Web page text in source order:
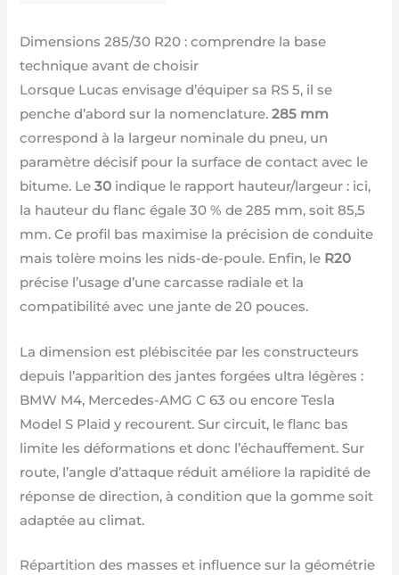
Dimensions 285/30 R20 : comprendre la base
technique avant de choisir
Lorsque Lucas envisage d’équiper sa RS 5, il se
penche d’abord sur la nomenclature.285 mm
correspond à la largeur nominale du pneu, un
paramètre décisif pour la surface de contact avec le
bitume. Le30 indique le rapport hauteur/largeur : ici,
la hauteur du flanc égale 30 % de 285 mm, soit 85,5
mm. Ce profil bas maximise la précision de conduite
mais tolère moins les nids-de-poule. Enfin, le R20
précise l’usage d’une carcasse radiale et la
compatibilité avec une jante de 20 pouces.
La dimension est plébiscitée par les constructeurs
depuis l’apparition des jantes forgées ultra légères :
BMW M4, Mercedes-AMG C 63 ou encore Tesla
Model S Plaid y recourent. Sur circuit, le flanc bas
limite les déformations et donc l’échauffement. Sur
route, l’angle d’attaque réduit améliore la rapidité de
réponse de direction, à condition que la gomme soit
adaptée au climat.
Répartition des masses et influence sur la géométrie